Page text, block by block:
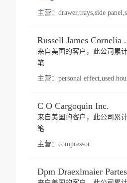
主营：
Russell
来自美国的客户，此公司累
笔
主营：
C O Cargoquin Inc.
来自美国的客户，此公司累
笔
主营： compressor